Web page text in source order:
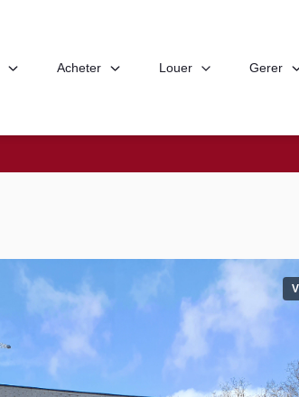
Acheter Louer Gerer